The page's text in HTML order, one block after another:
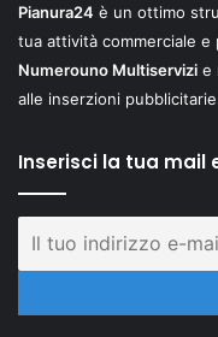
Pianura24 è un ottimo
tua attività commerciale
Numerouno Multiservizi e
alle inserzioni
Inserisci la tua mail